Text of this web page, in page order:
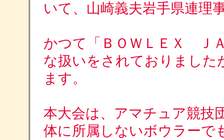
いて、山崎義夫岩手県連理
かつて「ＢＯＷＬＥＸ Ｊ
な扱いをされておりました
ます。
本大会は、アマチュア競技
体に所属しないボウラーで